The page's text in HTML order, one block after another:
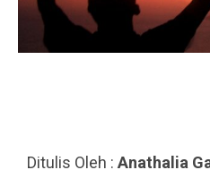
Ditulis Oleh : Anathalia